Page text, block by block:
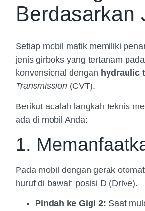
Berdasarkan
Setiap mobil matik memiliki
jenis girboks yang tertanam
konvensional dengan hydraulic
Transmission (CVT).
Berikut adalah langkah teknis
ada di mobil Anda:
1.
Pada mobil dengan gerak
huruf di bawah posisi D (Drive).
Pindah ke Gigi 2: Saat